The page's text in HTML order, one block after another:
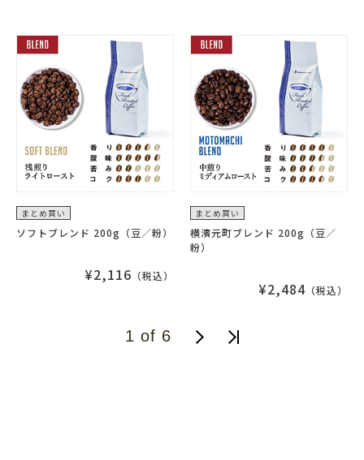
まとめ買い
ソフトブレンド 200g（豆／粉）
¥2,116 （税込）
まとめ買い
横濱元町ブレンド 200g（豆／
粉）
¥2,484 （税込）
1 of 6